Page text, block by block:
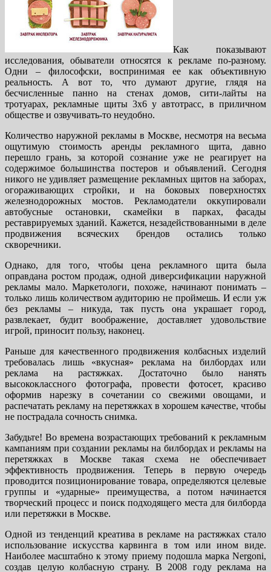
Как показывают
исследования, обыватели относятся к рекламе по-разному.
Одни – философски, воспринимая ее как объективную
реальность. А вот то, что думают другие, глядя на
бесчисленные панно на стенах домов, сити-лайты на
тротуарах, рекламные щиты 3х6 у автотрасс, в приличном
обществе и озвучивать-то неудобно.
Количество наружной рекламы в Москве, несмотря на весьма
ощутимую стоимость аренды рекламного щита, давно
перешло грань, за которой сознание уже не реагирует на
содержимое большинства постеров и объявлений. Сегодня
никого не удивляет размещение рекламных щитов на заборах,
огораживающих стройки, и на боковых поверхностях
железнодорожных мостов. Рекламодатели оккупировали
автобусные остановки, скамейки в парках, фасады
реставрируемых зданий. Кажется, незадействованными в деле
продвижения всяческих брендов остались только
скворечники.
Однако, для того, чтобы цена рекламного щита была
оправдана ростом продаж, одной диверсификации наружной
рекламы мало. Маркетологи, похоже, начинают понимать –
только лишь количеством аудиторию не проймешь. И если уж
без рекламы – никуда, так пусть она украшает город,
развлекает, будит воображение, доставляет удовольствие
игрой, приносит пользу, наконец.
Раньше для качественного продвижения колбасных изделий
требовалась лишь «вкусная» реклама на билбордах или
реклама на растяжках. Достаточно было нанять
высококлассного фотографа, провести фотосет, красиво
оформив нарезку в сочетании со свежими овощами, и
распечатать рекламу на перетяжках в хорошем качестве, чтобы
не пострадала сочность снимка.
Забудьте! Во времена возрастающих требований к рекламным
кампаниям при создании рекламы на билбордах и рекламы на
перетяжках в Москве такая схема не обеспечивает
эффективность продвижения. Теперь в первую очередь
проводится позиционирование товара, определяются целевые
группы и «ударные» преимущества, а потом начинается
творческий процесс и поиск подходящего места для билборда
или перетяжки в Москве.
Одной из тенденций креатива в рекламе на растяжках стало
использование искусства карвинга в том или ином виде.
Наиболее масштабно к этому приему подошла марка Nergoni,
создав целую колбасную страну. В 2008 году реклама на